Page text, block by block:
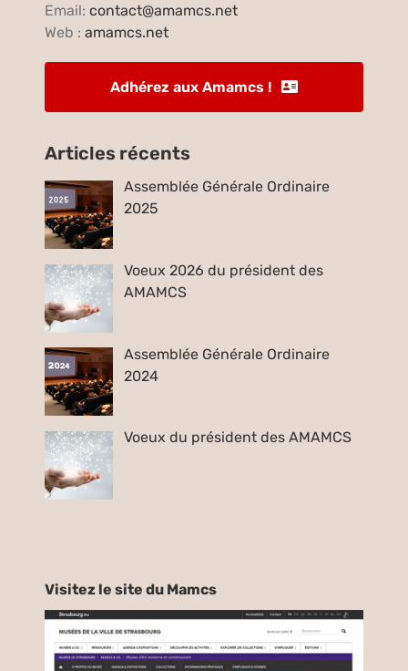
Email:contact@amamcs.net
Web :amamcs.net
Adhérez aux Amamcs !
Articles récents
Assemblée Générale Ordinaire
2025
Voeux 2026 du président des
AMAMCS
Assemblée Générale Ordinaire
2024
Voeux du président des AMAMCS
Visitez le site du Mamcs